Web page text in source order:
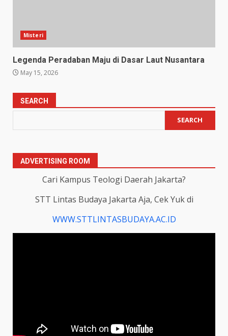
Misteri
Legenda Peradaban Maju di Dasar Laut Nusantara
May 15, 2026
SEARCH
SEARCH
ADVERTISING ROOM
Cari Kampus Teologi Daerah Jakarta?
STT Lintas Budaya Jakarta Aja, Cek Yuk di
WWW.STTLINTASBUDAYA.AC.ID